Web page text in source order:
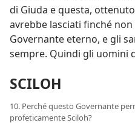
di Giuda e questa,
avrebbe lasciati finché
Governante eterno, e gli
sempre. Quindi gli uomini
SCILOH
10. Perché questo Governante
profeticamente Sciloh?